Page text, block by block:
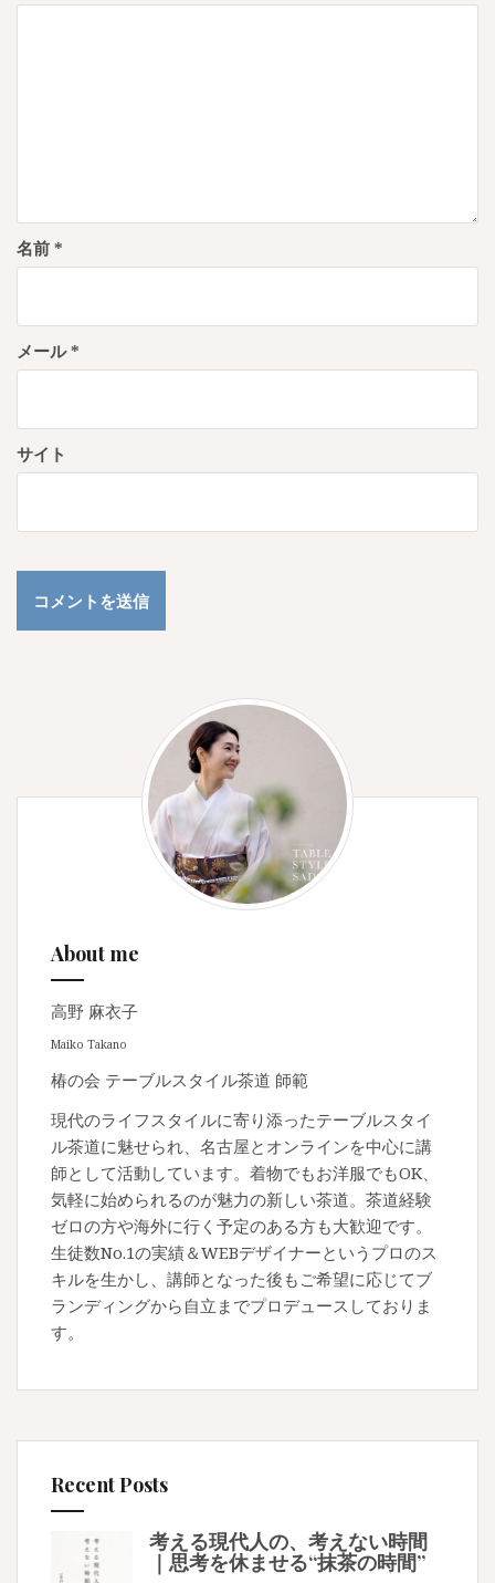
名前 *
メール*
サイト
About me
高野 麻衣子
Maiko Takano
椿の会 テーブルスタイル茶道 師範
現代のライフスタイルに寄り添ったテーブルスタイ
ル茶道に魅せられ、名古屋とオンラインを中心に講
師として活動しています。着物でもお洋服でもOK、
気軽に始められるのが魅力の新しい茶道。茶道経験
ゼロの方や海外に行く予定のある方も大歓迎です。
生徒数No.1の実績＆WEBデザイナーというプロのス
キルを生かし、講師となった後もご希望に応じてブ
ランディングから自立までプロデュースしておりま
す。
Recent Posts
考える現代人の、考えない時間
｜思考を休ませる“抹茶の時間”